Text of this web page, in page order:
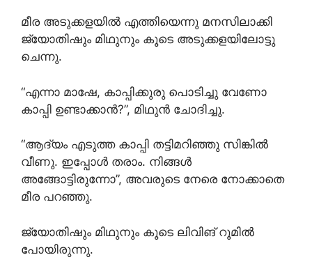
മീര അടുക്കളയിൽ എത്തിയെന്നു മനസിലാക്കി
ജ്യോതിഷും മിഥുനും കൂടെ അടുക്കളയിലോട്ടു
ചെന്നു.
“എന്നാ മാഷേ, കാപ്പിക്കുരു പൊടിച്ചു വേണോ
കാപ്പി ഉണ്ടാക്കാൻ?”, മിഥുൻ ചോദിച്ചു.
“ആദ്യം എടുത്ത കാപ്പി തട്ടിമറിഞ്ഞു സിങ്കിൽ
വീണു. ഇപ്പോൾ തരാം. നിങ്ങൾ
അങ്ങോട്ടിരുന്നോ”, അവരുടെ നേരെ നോക്കാതെ
മീര പറഞ്ഞു.
ജ്യോതിഷും മിഥുനും കൂടെ ലിവിങ് റൂമിൽ
പോയിരുന്നു.